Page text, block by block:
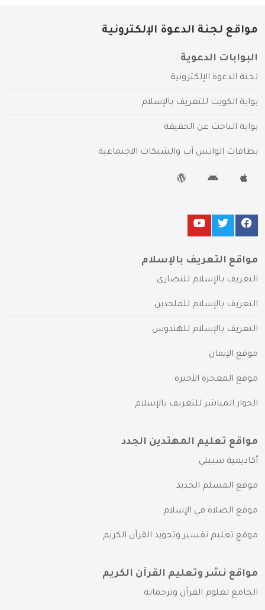
مواقع لجنة الدعوة الإلكترونية
البوابات الدعوية
لجنة الدعوة الإلكترونية
بوابة الكويت للتعريف بالإسلام
بوابة الباحث عن الحقيقة
بطاقات الواتس آب والشبكات الاجتماعية
مواقع التعريف بالإسلام
التعريف بالإسلام للنصارى
التعريف بالإسلام للملحدين
التعريف بالإسلام للهندوس
موقع الإيمان
موقع المعجزة الأخيرة
الحوار المباشر للتعريف بالإسلام
مواقع تعليم المهتدين الجدد
أكاديمية سبيلي
موقع المسلم الجديد
موقع الصلاة في الإسلام
موقع تعليم تفسير وتجويد القرآن الكريم
مواقع نشر وتعليم القرآن الكريم
الجامع لعلوم القرآن وترجماته